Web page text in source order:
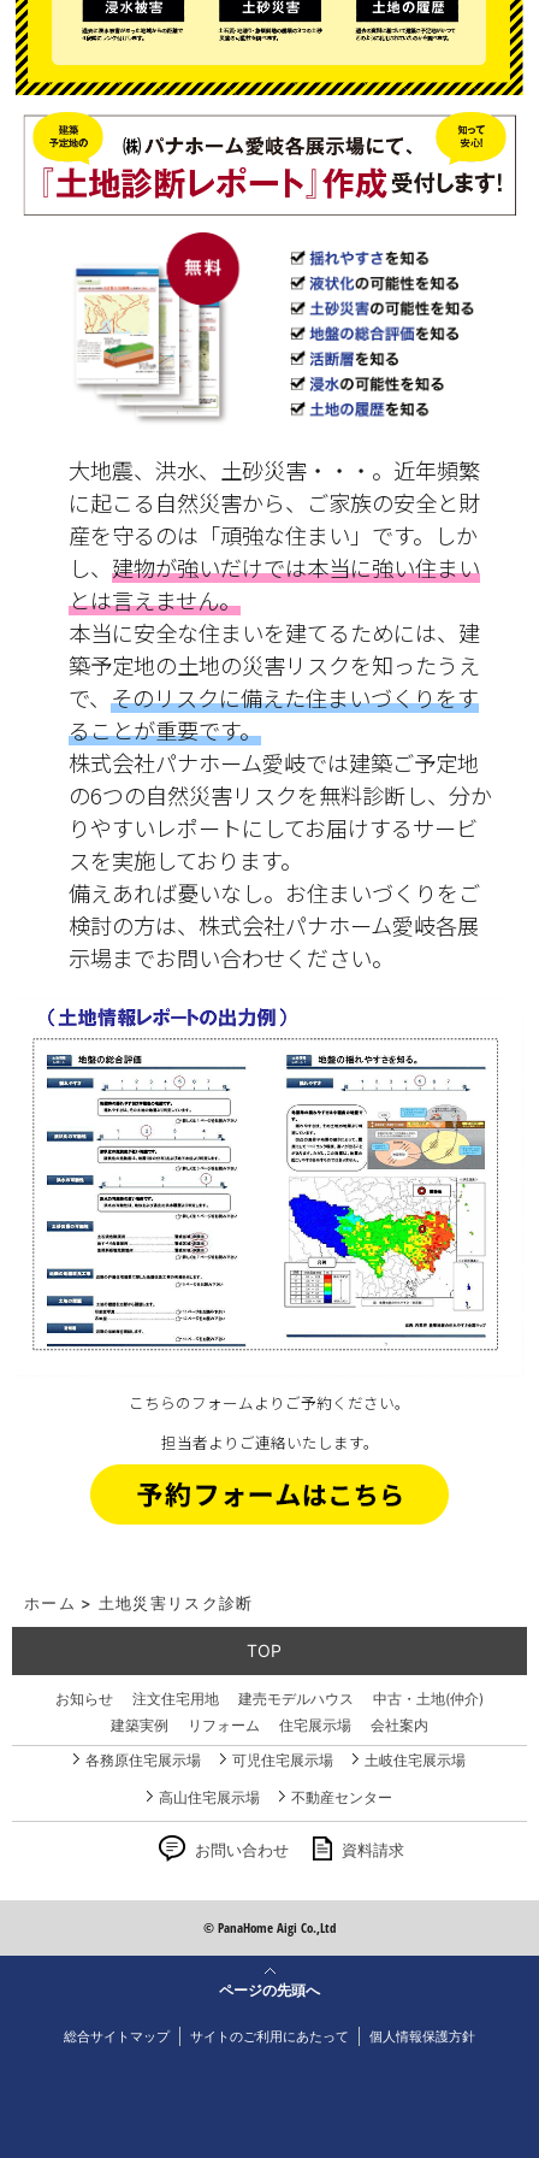
大地震、洪水、土砂災害・・・。近年頻繁
に起こる自然災害から、ご家族の安全と財
産を守るのは「頑強な住まい」です。しか
し、 建物が強いだけでは本当に強い住まい
とは言えません。
本当に安全な住まいを建てるためには、建
築予定地の土地の災害リスクを知ったうえ
で、 そのリスクに備えた住まいづくりをす
ることが重要です。
株式会社パナホーム愛岐では建築ご予定地
の6つの自然災害リスクを無料診断し、分か
りやすいレポートにしてお届けするサービ
スを実施しております。
備えあれば憂いなし。お住まいづくりをご
検討の方は、株式会社パナホーム愛岐各展
示場までお問い合わせください。
こちらのフォームよりご予約ください。
担当者よりご連絡いたします。
ホーム > 土地災害リスク診断
TOP
お知らせ 注文住宅用地 建売モデルハウス
中古・土地(仲介)
建築実例
リフォーム 住宅展示場
会社案内
各務原住宅展示場
可児住宅展示場 土岐住宅展示場
高山住宅展示場 不動産センター
お問い合わせ 資料請求
© PanaHome Aigi Co.,Ltd
ページの先頭へ
総合サイトマップ サイトのご利用にあたって 個人情報保護方針